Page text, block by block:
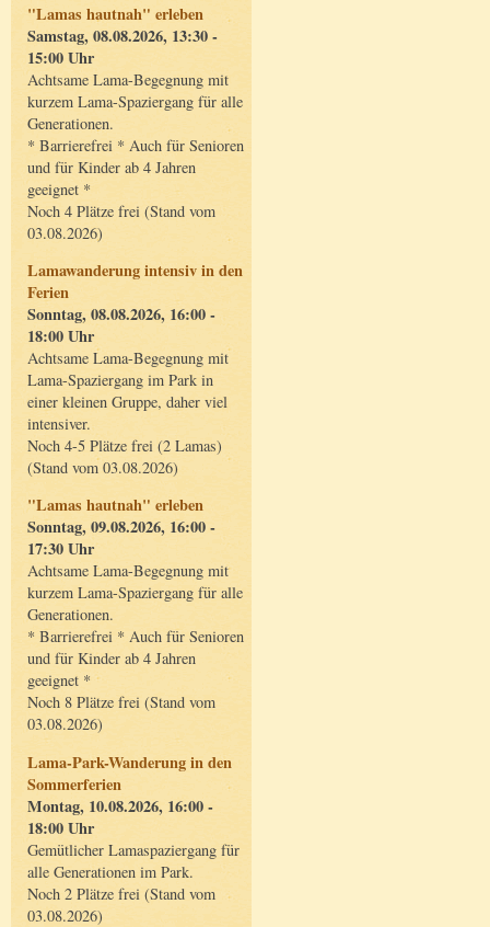
"Lamas hautnah" erleben
Samstag, 08.08.2026, 13:30 -
15:00 Uhr
Achtsame Lama-Begegnung mit
kurzem Lama-Spaziergang für alle
Generationen.
* Barrierefrei * Auch für Senioren
und für Kinder ab 4 Jahren
geeignet *
Noch 4 Plätze frei (Stand vom
03.08.2026)
Lamawanderung intensiv in den
Ferien
Sonntag, 08.08.2026, 16:00 -
18:00 Uhr
Achtsame Lama-Begegnung mit
Lama-Spaziergang im Park in
einer kleinen Gruppe, daher viel
intensiver.
Noch 4-5 Plätze frei (2 Lamas)
(Stand vom 03.08.2026)
"Lamas hautnah" erleben
Sonntag, 09.08.2026, 16:00 -
17:30 Uhr
Achtsame Lama-Begegnung mit
kurzem Lama-Spaziergang für alle
Generationen.
* Barrierefrei * Auch für Senioren
und für Kinder ab 4 Jahren
geeignet *
Noch 8 Plätze frei (Stand vom
03.08.2026)
Lama-Park-Wanderung in den
Sommerferien
Montag, 10.08.2026, 16:00 -
18:00 Uhr
Gemütlicher Lamaspaziergang für
alle Generationen im Park.
Noch 2 Plätze frei (Stand vom
03.08.2026)